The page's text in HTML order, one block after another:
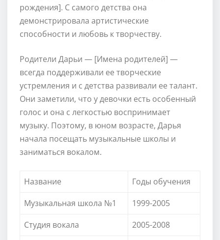
рождения]. С самого детства она
демонстрировала артистические
способности и любовь к творчеству.
Родители Дарьи — [Имена родителей] —
всегда поддерживали ее творческие
устремления и с детства развивали ее талант.
Они заметили, что у девочки есть особенный
голос и она с легкостью воспринимает
музыку. Поэтому, в юном возрасте, Дарья
начала посещать музыкальные школы и
заниматься вокалом.
Название
Годы обучения
Музыкальная школа №1
1999-2005
Студия вокала
2005-2008